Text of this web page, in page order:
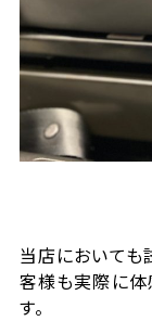
当店においても
客様も実際に体
す。